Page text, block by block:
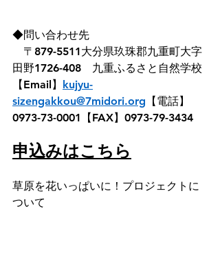
◆問い合わせ先
〒879-5511大分県玖珠郡九重町大字
田野1726-408　九重ふるさと自然学校
【Email】 kujyu-
sizengakkou@7midori.org 【電話】
0973-73-0001【FAX】0973-79-3434
申込みはこちら
草原を花いっぱいに！プロジェクトに
ついて